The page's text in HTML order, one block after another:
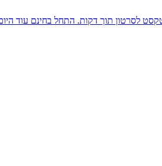
לסרטון תוך דקות. התחל בחינם עוד